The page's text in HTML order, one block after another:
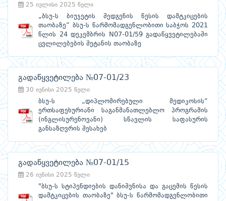
25 ივლისი 2025 წელი
„ბსუ-ს ბიუჯეტის შედგენის წესის დამტკიცების
თაობაზე“ ბსუ-ს წარმომადგენლობითი საბჭოს 2021
წლის 24 დეკემბრის N07-01/59 გადაწყვეტილებაში
ცვლილებების შეტანის თაობაზე
გადაწყვეტილება №07-01/23
30 ივნისი 2025 წელი
ბსუ-ს „დიპლომირებული მედიკოსის“
ერთსაფეხურიანი საგანმანათლებლო პროგრამის
(ინგლისურენოვანი) სწავლის საფასურის
განსაზღვრის შესახებ
გადაწყვეტილება №07-01/15
26 ივნისი 2025 წელი
"ბსუ-ს სტიპენდიების დანიშვნისა და გაცემის წესის
დამტკიცების თაობაზე" ბსუ-ს წარმომადგენლობითი